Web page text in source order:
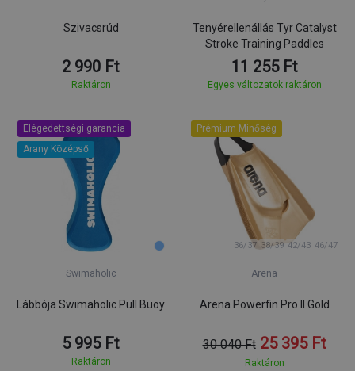
Szivacsrúd
2 990 Ft
Raktáron
Tenyérellenállás Tyr Catalyst
Stroke Training Paddles
11 255 Ft
Egyes változatok raktáron
Elégedettségi garancia
Arany Középső
Swimaholic
Lábbója Swimaholic Pull Buoy
5 995 Ft
Raktáron
Prémium Minőség
36/37 38/39 42/43 46/47
Arena
Arena Powerfin Pro II Gold
30 040 Ft 25 395 Ft
Raktáron